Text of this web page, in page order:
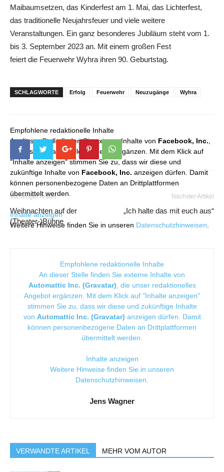
Maibaumsetzen, das Kinderfest am 1. Mai, das Lichterfest,
das traditionelle Neujahrsfeuer und viele weitere
Veranstaltungen. Ein ganz besonderes Jubiläum steht vom 1.
bis 3. September 2023 an. Mit einem großen Fest
feiert die Feuerwehr Wyhra ihren 90. Geburtstag.
SCHLAGWORTE Erfolg Feuerwehr Neuzugänge Wyhra
Empfohlene redaktionelle Inhalte
An dieser Stelle finden Sie externe Inhalte von Facebook, Inc.
die unser redaktionelles Angebot ergänzen. Mit dem Klick auf
"Inhalte anzeigen" stimmen Sie zu, dass wir diese und
zukünftige Inhalte von Facebook, Inc. anzeigen dürfen. Damit
können personenbezogene Daten an Drittplattformen
übermittelt werden.
Inhalte anzeigen
Weitere Hinweise finden Sie in unseren Datenschutzhinweisen
Vorheriger Artikel
Weihnachten auf der
(Theater-)Bühne
Nächster Artikel
„Ich halte das mit euch aus“
Empfohlene redaktionelle Inhalte
An dieser Stelle finden Sie externe Inhalte von
Automattic Inc. (Gravatar) , die unser redaktionelles
Angebot ergänzen. Mit dem Klick auf "Inhalte anzeigen"
stimmen Sie zu, dass wir diese und zukünftige Inhalte
von Automattic Inc. (Gravatar) anzeigen dürfen. Damit
können personenbezogene Daten an Drittplattformen
übermittelt werden.
Inhalte anzeigen
Weitere Hinweise finden Sie in unseren
Datenschutzhinweisen
Jens Wagner
VERWANDTE ARTIKEL MEHR VOM AUTOR